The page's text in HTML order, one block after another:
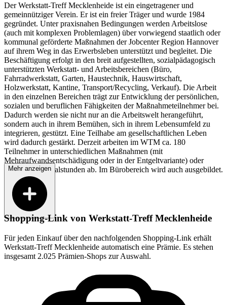
Der Werkstatt-Treff Mecklenheide ist ein eingetragener und
gemeinnütziger Verein. Er ist ein freier Träger und wurde 1984
gegründet. Unter praxisnahen Bedingungen werden Arbeitslose
(auch mit komplexen Problemlagen) über vorwiegend staatlich oder
kommunal geförderte Maßnahmen der Jobcenter Region Hannover
auf ihrem Weg in das Erwerbsleben unterstützt und begleitet. Die
Beschäftigung erfolgt in den breit aufgestellten, sozialpädagogisch
unterstützten Werkstatt- und Arbeitsbereichen (Büro,
Fahrradwerkstatt, Garten, Haustechnik, Hauswirtschaft,
Holzwerkstatt, Kantine, Transport/Recycling, Verkauf). Die Arbeit
in den einzelnen Bereichen trägt zur Entwicklung der persönlichen,
sozialen und beruflichen Fähigkeiten der Maßnahmeteilnehmer bei.
Dadurch werden sie nicht nur an die Arbeitswelt herangeführt,
sondern auch in ihrem Bemühen, sich in ihrem Lebensumfeld zu
integrieren, gestützt. Eine Teilhabe am gesellschaftlichen Leben
wird dadurch gestärkt. Derzeit arbeiten im WTM ca. 180
Teilnehmer in unterschiedlichen Maßnahmen (mit
Mehraufwandsentschädigung oder in der Entgeltvariante) oder
leisten ihre Sozialstunden ab. Im Bürobereich wird auch ausgebildet.
Mehr anzeigen
Shopping-Link von Werkstatt-Treff Mecklenheide
Für jeden Einkauf über den nachfolgenden Shopping-Link erhält
Werkstatt-Treff Mecklenheide automatisch eine Prämie. Es stehen
insgesamt 2.025 Prämien-Shops zur Auswahl.